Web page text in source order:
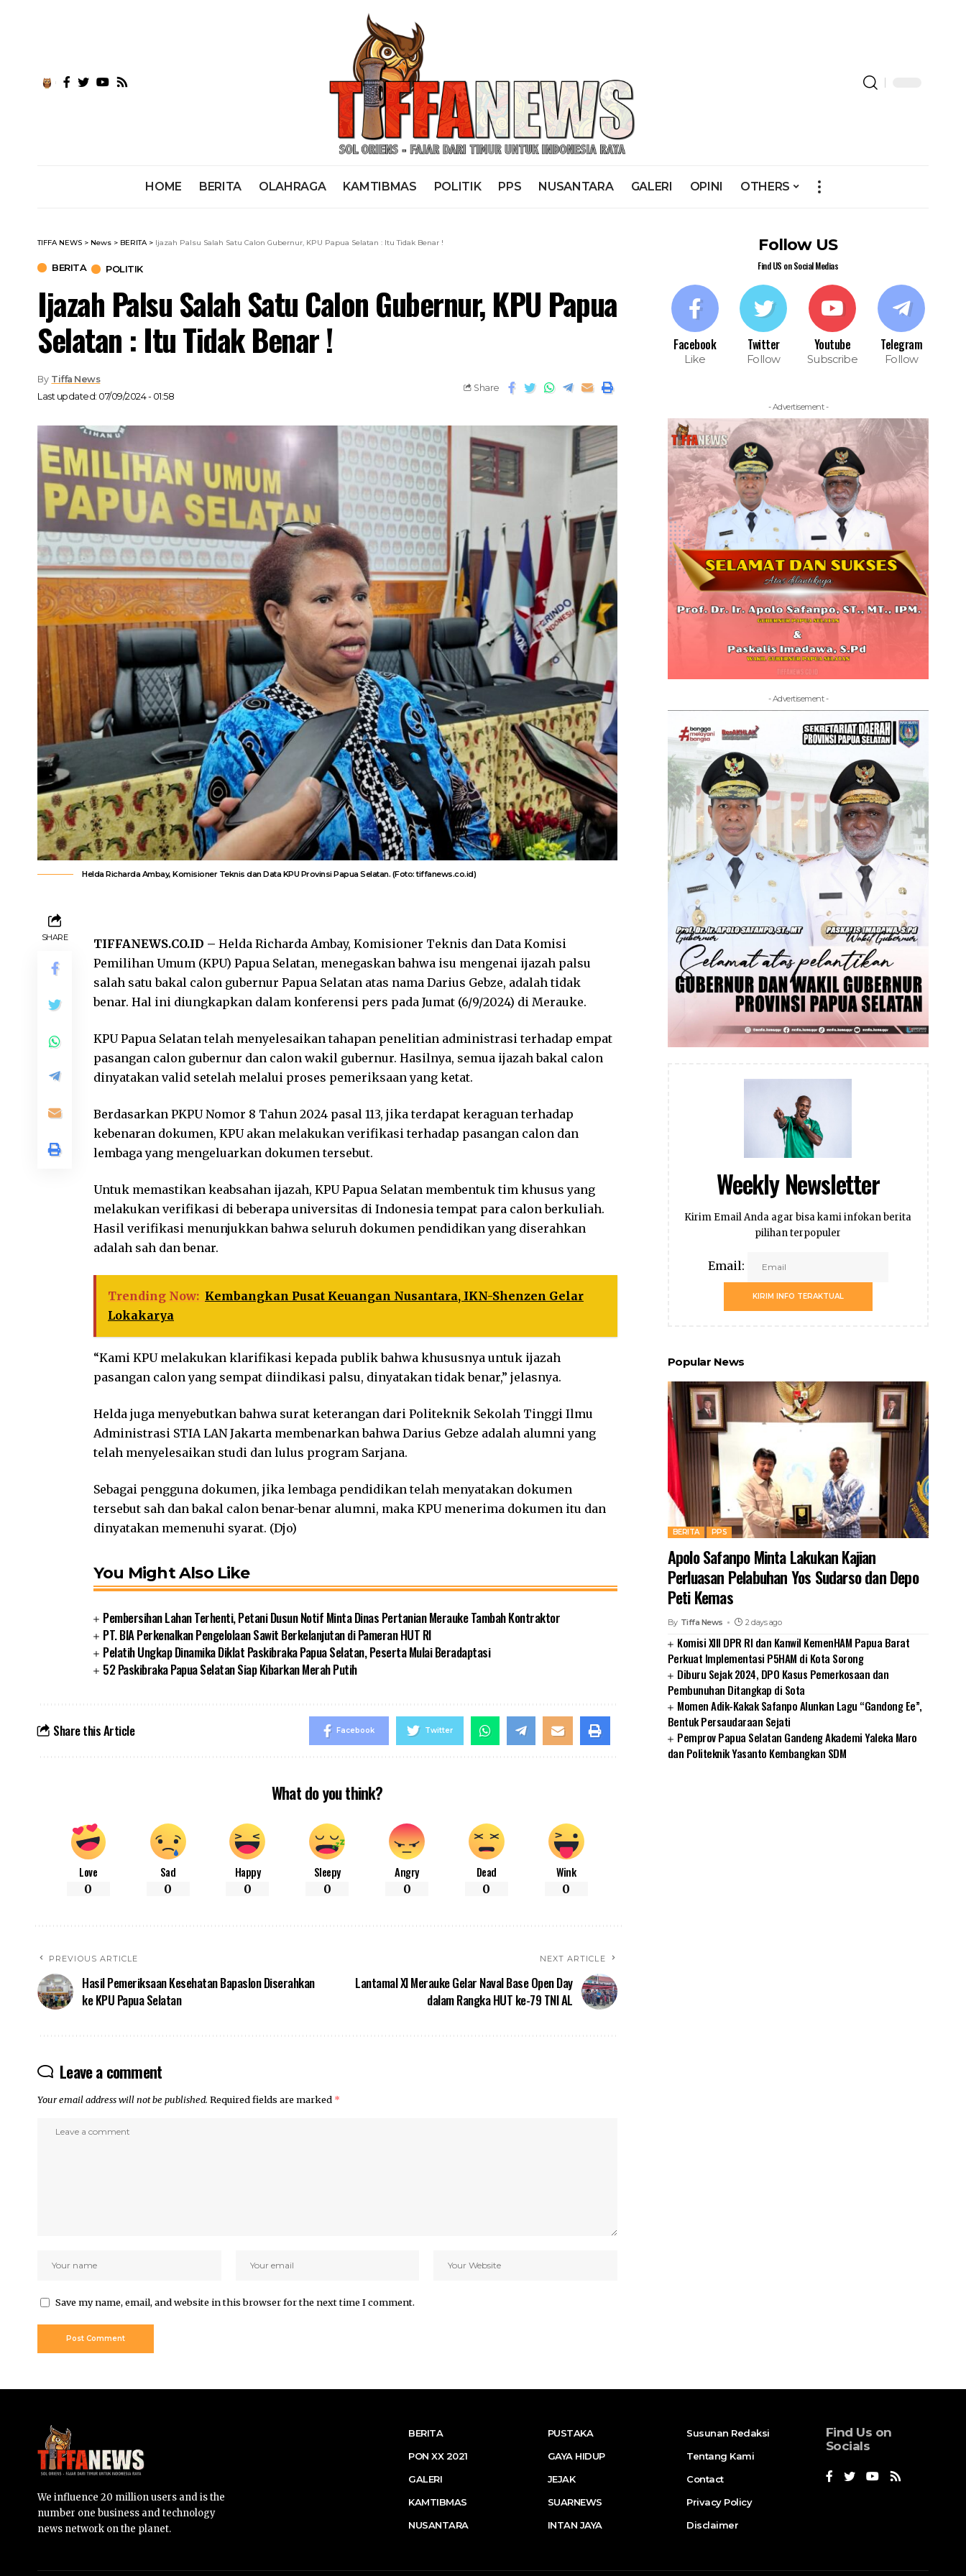
HOME BERITA OLAHRAGA KAMTIBMAS POLITIK PPS NUSANTARA GALERI OPINI OTHERS
TIFFA NEWS > News > BERITA> Ijazah Palsu Salah Satu Calon Gubernur, KPU Papua Selatan : Itu Tidak Benar !
BERITA POLITIK
Ijazah Palsu Salah Satu Calon Gubernur, KPU Papua
Selatan : Itu Tidak Benar !
Last updated: 07/09/2024 - 01:58
By Tiffa News
Share
Helda Richarda Ambay, Komisioner Teknis dan Data KPU Provinsi Papua Selatan. (Foto: tiffanews.co.id)
SHARE TIFFANEWS.CO.ID – Helda Richarda Ambay, Komisioner Teknis dan Data Komisi
Pemilihan Umum (KPU) Papua Selatan, menegaskan bahwa isu mengenai ijazah palsu
salah satu bakal calon gubernur Papua Selatan atas nama Darius Gebze, adalah tidak
benar. Hal ini diungkapkan dalam konferensi pers pada Jumat (6/9/2024) di Merauke.
KPU Papua Selatan telah menyelesaikan tahapan penelitian administrasi terhadap empat
pasangan calon gubernur dan calon wakil gubernur. Hasilnya, semua ijazah bakal calon
dinyatakan valid setelah melalui proses pemeriksaan yang ketat.
Berdasarkan PKPU Nomor 8 Tahun 2024 pasal 113, jika terdapat keraguan terhadap
kebenaran dokumen, KPU akan melakukan verifikasi terhadap pasangan calon dan
lembaga yang mengeluarkan dokumen tersebut.
Untuk memastikan keabsahan ijazah, KPU Papua Selatan membentuk tim khusus yang
melakukan verifikasi di beberapa universitas di Indonesia tempat para calon berkuliah.
Hasil verifikasi menunjukkan bahwa seluruh dokumen pendidikan yang diserahkan
adalah sah dan benar.
Trending Now: Kembangkan Pusat Keuangan Nusantara, IKN-Shenzen Gelar
Lokakarya
“Kami KPU melakukan klarifikasi kepada publik bahwa khususnya untuk ijazah
pasangan calon yang sempat diindikasi palsu, dinyatakan tidak benar,” jelasnya.
Helda juga menyebutkan bahwa surat keterangan dari Politeknik Sekolah Tinggi Ilmu
Administrasi STIA LAN Jakarta membenarkan bahwa Darius Gebze adalah alumni yang
telah menyelesaikan studi dan lulus program Sarjana.
Sebagai pengguna dokumen, jika lembaga pendidikan telah menyatakan dokumen
tersebut sah dan bakal calon benar-benar alumni, maka KPU menerima dokumen itu dan
dinyatakan memenuhi syarat. (Djo)
You Might Also Like
Pembersihan Lahan Terhenti, Petani Dusun Notif Minta Dinas Pertanian Merauke Tambah Kontraktor
PT. BIA Perkenalkan Pengelolaan Sawit Berkelanjutan di Pameran HUT RI
Pelatih Ungkap Dinamika Diklat Paskibraka Papua Selatan, Peserta Mulai Beradaptasi
52 Paskibraka Papua Selatan Siap Kibarkan Merah Putih
Share this Article Facebook Twitter
What do you think?
Love
0
Sad
0
Happy
0
Sleepy
0
Angry
0
Dead
0
Wink
0
PREVIOUS ARTICLE
Hasil Pemeriksaan Kesehatan Bapaslon Diserahkan
ke KPU Papua Selatan
NEXT ARTICLE
Lantamal XI Merauke Gelar Naval Base Open Day
dalam Rangka HUT ke-79 TNI AL
Leave a comment
Your email address will not be published. Required fields are marked *
Save my name, email, and website in this browser for the next time I comment.
Follow US
Find US on Social Medias
Facebook
Like
Twitter
Follow
Youtube
Subscribe
Telegram
Follow
- Advertisement -
- Advertisement -
Weekly Newsletter
Kirim Email Anda agar bisa kami infokan berita
pilihan terpopuler
Email:
KIRIM INFO TERAKTUAL
Popular News
BERITA PPS
Apolo Safanpo Minta Lakukan Kajian
Perluasan Pelabuhan Yos Sudarso dan Depo
Peti Kemas
By Tiffa News 2 days ago
Komisi XIII DPR RI dan Kanwil KemenHAM Papua Barat
Perkuat Implementasi P5HAM di Kota Sorong
Diburu Sejak 2024, DPO Kasus Pemerkosaan dan
Pembunuhan Ditangkap di Sota
Momen Adik-Kakak Safanpo Alunkan Lagu “Gandong Ee”,
Bentuk Persaudaraan Sejati
Pemprov Papua Selatan Gandeng Akademi Yaleka Maro
dan Politeknik Yasanto Kembangkan SDM
We influence 20 million users and is the
number one business and technology
news network on the planet.
BERITA
PON XX 2021
GALERI
KAMTIBMAS
NUSANTARA
PUSTAKA
GAYA HIDUP
JEJAK
SUARNEWS
INTAN JAYA
Susunan Redaksi
Tentang Kami
Contact
Privacy Policy
Disclaimer
Find Us on
Socials